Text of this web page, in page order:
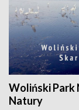
Woliński Park
Natury